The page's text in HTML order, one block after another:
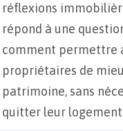
réflexions
répond à une
comment permettre
propriétaires de
patrimoine, sans
quitter leur logement